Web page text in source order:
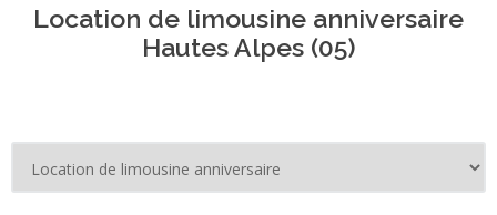
Location de limousine anniversaire
Hautes Alpes (05)